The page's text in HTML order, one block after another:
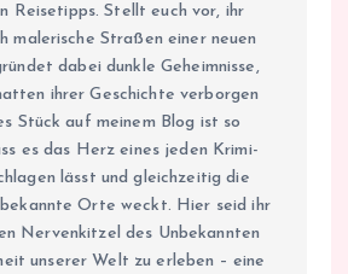
Reisetipps. Stellt euch vor, ihr
malerische Straßen einer neuen
dabei dunkle Geheimnisse,
ihrer Geschichte verborgen
Stück auf meinem Blog ist so
es das Herz eines jeden Krimi-
lässt und gleichzeitig die
Orte weckt. Hier seid ihr
Nervenkitzel des Unbekannten
unserer Welt zu erleben – eine